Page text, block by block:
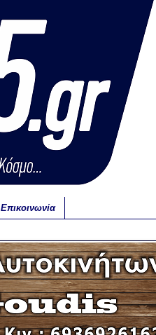
Επικοινωνία